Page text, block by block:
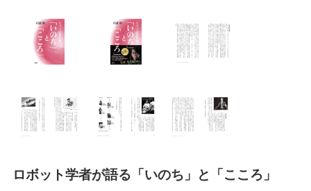
ロボット学者が語る「いのち」と「こころ」